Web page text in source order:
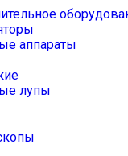
аппараты
лупы